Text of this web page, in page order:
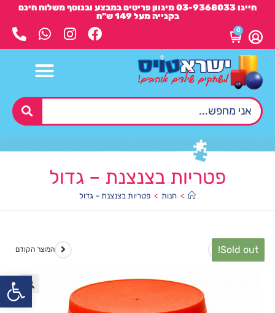
חייגו 03-9368033 מיגוון פריטים במבצע ובנוסף משלוח חינם
בקנייה מעל 149 ש"ח
0
פטריות בצנצנת – גדול
> חנות > פטריות בצנצנת – גדול
המוצר הקודם המוצר הבא
Sold out!